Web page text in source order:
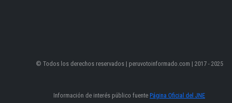
© Todos los derechos reservados | peruvotoinformado.com | 2017 - 2025
Información de interés público fuente Página Oficial del JNE